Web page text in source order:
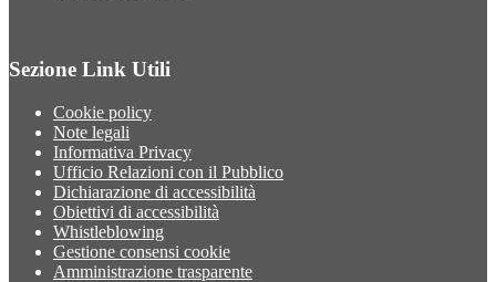
Sezione Link Utili
Cookie policy
Note legali
Informativa Privacy
Ufficio Relazioni con il Pubblico
Dichiarazione di accessibilità
Obiettivi di accessibilità
Whistleblowing
Gestione consensi cookie
Amministrazione trasparente